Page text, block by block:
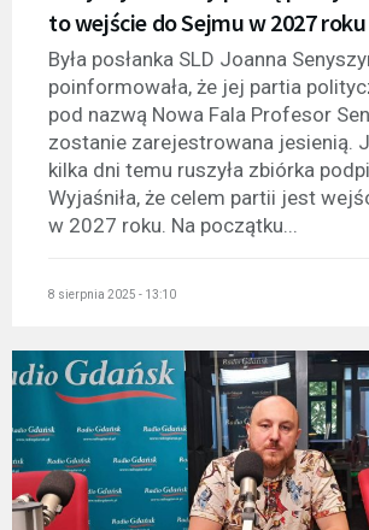
to wejście do Sejmu w 2027 roku
Była posłanka SLD Joanna
poinformowała, że jej partia
pod nazwą Nowa Fala Profesor
zostanie zarejestrowana jesienią.
kilka dni temu ruszyła zbiórka
Wyjaśniła, że celem partii jest
w 2027 roku. Na początku...
8 sierpnia 2025 - 13:10